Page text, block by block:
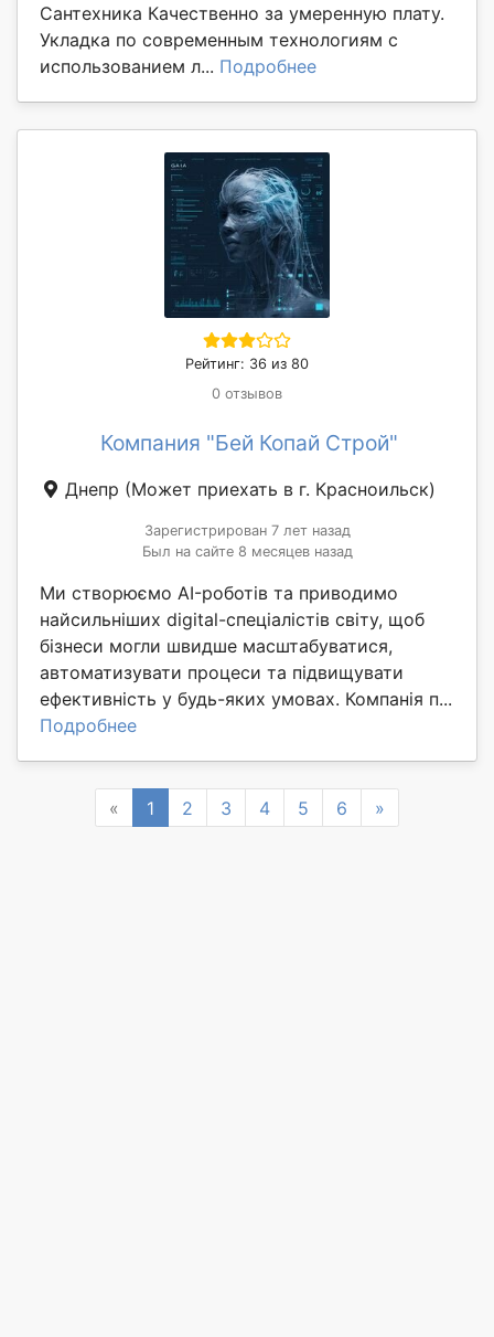
Сантехника Качественно за умеренную плату.
Укладка по современным технологиям с
использованием л... Подробнее
Рейтинг: 36 из 80
0 отзывов
Компания "Бей Копай Строй"
Днепр (Может приехать в г. Красноильск)
Зарегистрирован 7 лет назад
Был на сайте 8 месяцев назад
Ми створюємо AI-роботів та приводимо
найсильніших digital-спеціалістів світу, щоб
бізнеси могли швидше масштабуватися,
автоматизувати процеси та підвищувати
ефективність у будь-яких умовах. Компанія п...
Подробнее
« Previous
1 2 3 4 5 6 »